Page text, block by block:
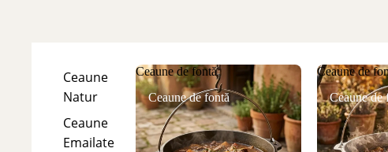
Ceaune
Natur
Ceaune
Emailate
Ceaune de fontă
Ceaune de fontă
Ceaune de
Ceaune de